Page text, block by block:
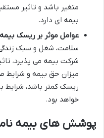
متغیر باشد و تاثیر
بیمه ای دارد.
عوامل موثر بر ریسک
سلامت، شغل و سبک
شرکت بیمه می پذیرد،
میزان حق بیمه و شرایط
ریسک کمتر باشد، شرایط
خواهد بود.
پوشش های بیمه